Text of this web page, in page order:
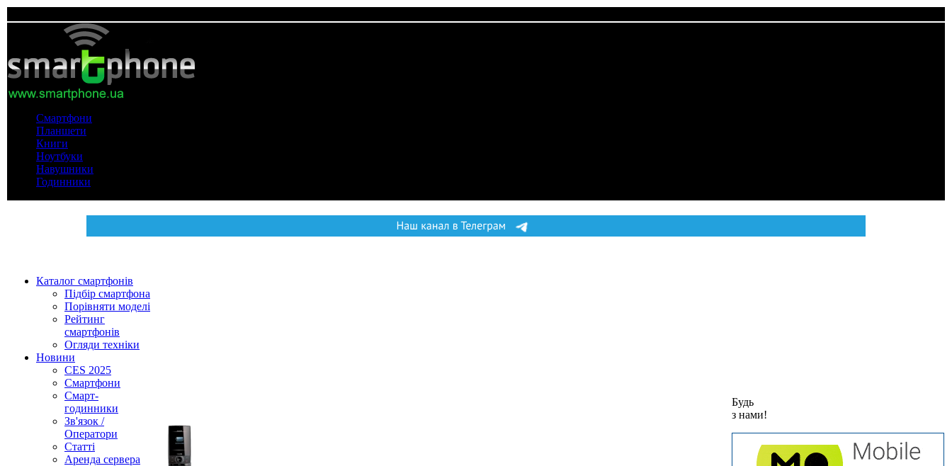
Смартфони
Планшети
Книги
Ноутбуки
Навушники
Годинники
Каталог смартфонів
Підбір смартфона
Порівняти моделі
Рейтинг
смартфонів
Огляди техніки
Новини
CES 2025
Смартфони
Смарт-
годинники
Зв'язок /
Оператори
Статті
Аренда сервера
Будь
з нами!